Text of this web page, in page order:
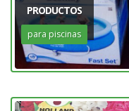
PRODUCTOS
para piscinas